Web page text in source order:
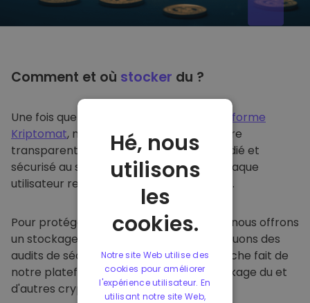
Comment et où stocker du ?
Une fois que vous achetez du sur
la plateforme
Kriptomat, nous le transférons de manière
transparente dans votre portefeuille dédié et
sécurisé au sein de notre plateforme. Chaque
utilisateur reçoit un portefeuille individuel.
Pour protéger nos clients et leurs fonds, nous offrons
un stockage hors ligne sécurisé et effectuons des
audits de sécurité réguliers. Cette approche fait de
notre plateforme un refuge pour le stockage du et
d'autres crypto-monnaies.
Hé, nous
utilisons
les
cookies.
Notre site Web utilise des
cookies pour améliorer
l'expérience utilisateur. En
utilisant notre site Web,